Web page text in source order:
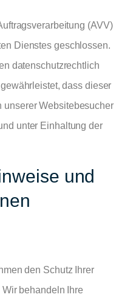
(AVV)
Dienstes geschlossen.
datenschutzrechtlich
dass dieser
Websitebesucher
unter Einhaltung der
und
den Schutz Ihrer
behandeln Ihre